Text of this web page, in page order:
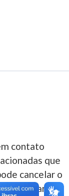
contato
que
cancelar o
Para